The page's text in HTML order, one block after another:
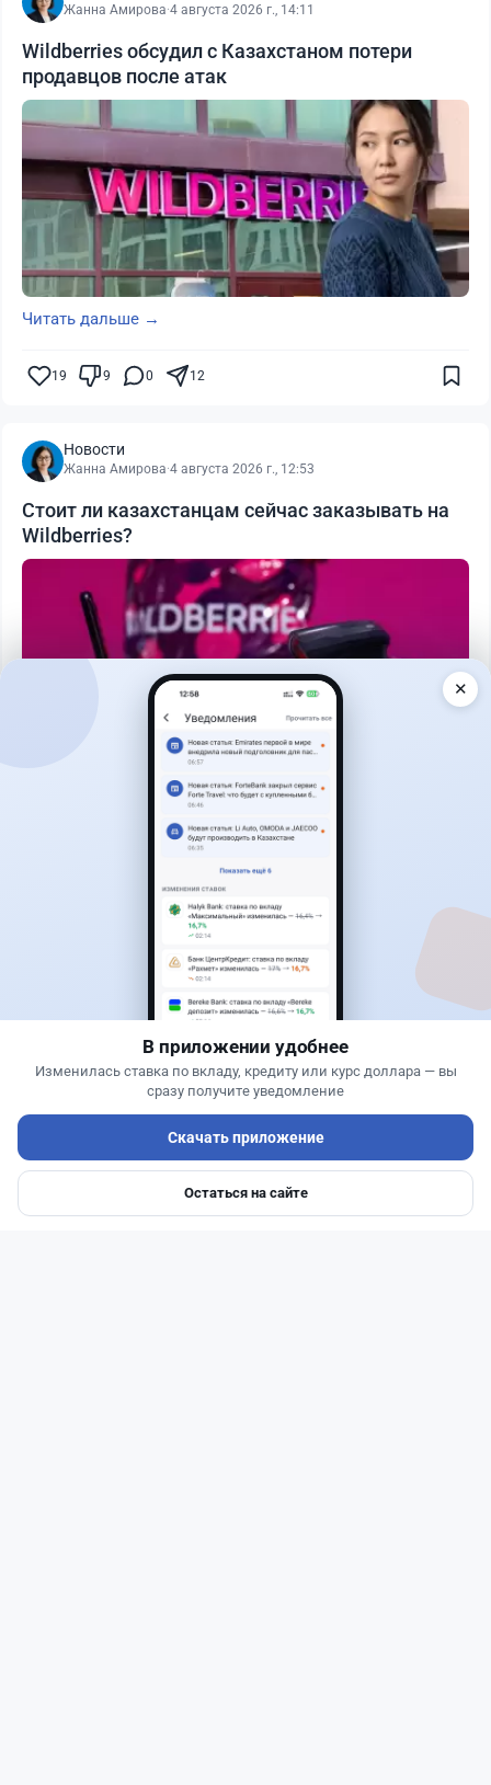
Жанна Амирова·4 августа 2026 г., 14:11
Wildberries обсудил с Казахстаном потери
продавцов после атак
Читать дальше →
19 9 0 12
Новости
Жанна Амирова·4 августа 2026 г., 12:53
Стоит ли казахстанцам сейчас заказывать на
Wildberries?
0
4 августа 2026 г., 11:35
Казахстанцы поверили, что получат до 2 млн
тенге за оформление автокредита
Ипотеки Авто
✕
В приложении удобнее
Изменилась ставка по вкладу, кредиту или курс доллара — вы
сразу получите уведомление
Скачать приложение
Остаться на сайте